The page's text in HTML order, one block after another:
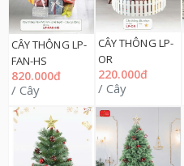
CÂY THÔNG LP-
FAN-HS
820.000đ
/ Cây
CÂY THÔNG LP-
OR
220.000đ
/ Cây